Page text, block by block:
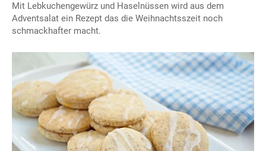
Mit Lebkuchengewürz und Haselnüssen wird aus dem
Adventsalat ein Rezept das die Weihnachtsszeit noch
schmackhafter macht.